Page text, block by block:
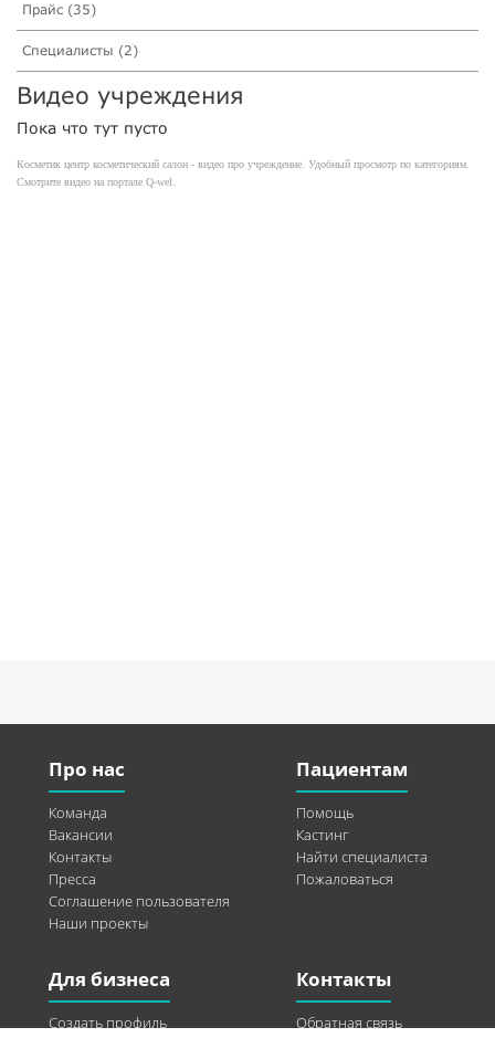
Прайс (35)
Специалисты (2)
Видео учреждения
Пока что тут пусто
Косметик центр косметический салон - видео про учреждение. Удобный просмотр по категориям.
Смотрите видео на портале Q-wel.
Про нас
Команда
Вакансии
Контакты
Пресса
Соглашение пользователя
Наши проекты
Пациентам
Помощь
Кастинг
Найти специалиста
Пожаловаться
Для бизнеса
Создать профиль
Контакты
Обратная связь